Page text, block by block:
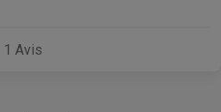
1 Avis